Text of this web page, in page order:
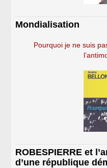
Mondialisation
Pourquoi je ne suis
ROBESPIERRE et
d’une république